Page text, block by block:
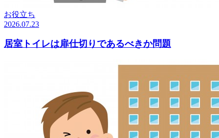
お役立ち
2026.07.23
居室トイレは扉仕切りであるべきか問題